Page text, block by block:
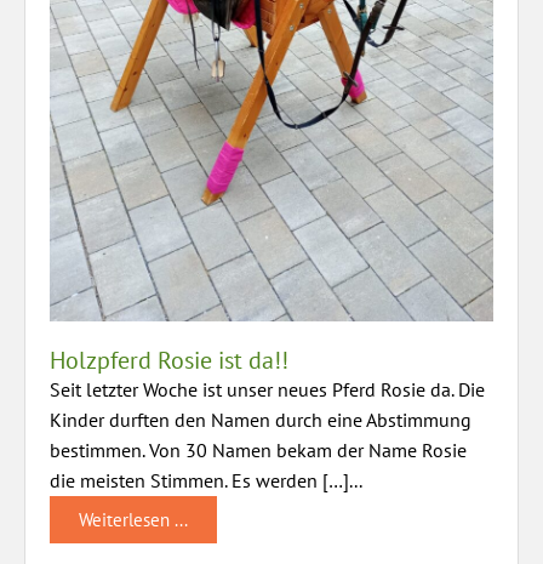
Holzpferd Rosie ist da!!
Seit letzter Woche ist unser neues Pferd Rosie da. Die
Kinder durften den Namen durch eine Abstimmung
bestimmen. Von 30 Namen bekam der Name Rosie
die meisten Stimmen. Es werden […]...
Weiterlesen ...